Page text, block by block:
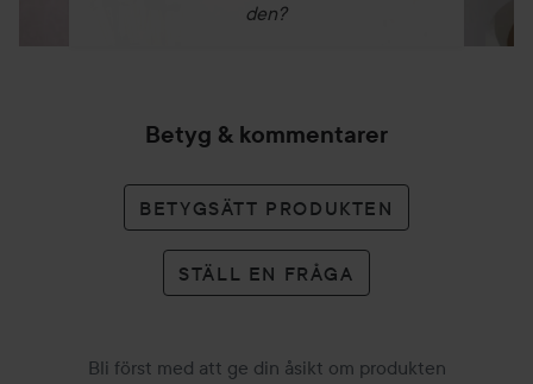
läppkontur. Sudda med penseln för att att mjuka upp
inramningen, eller fyll i och använd pennan på hela läppen.
Avsluta med läppstift eller läppglans.
den?
Betyg & kommentarer
BETYGSÄTT PRODUKTEN
STÄLL EN FRÅGA
Bli först med att ge din åsikt om produkten